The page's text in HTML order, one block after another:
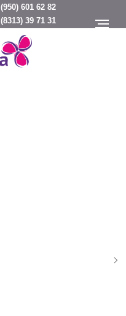
(950) 601 62 82
(8313) 39 71 31